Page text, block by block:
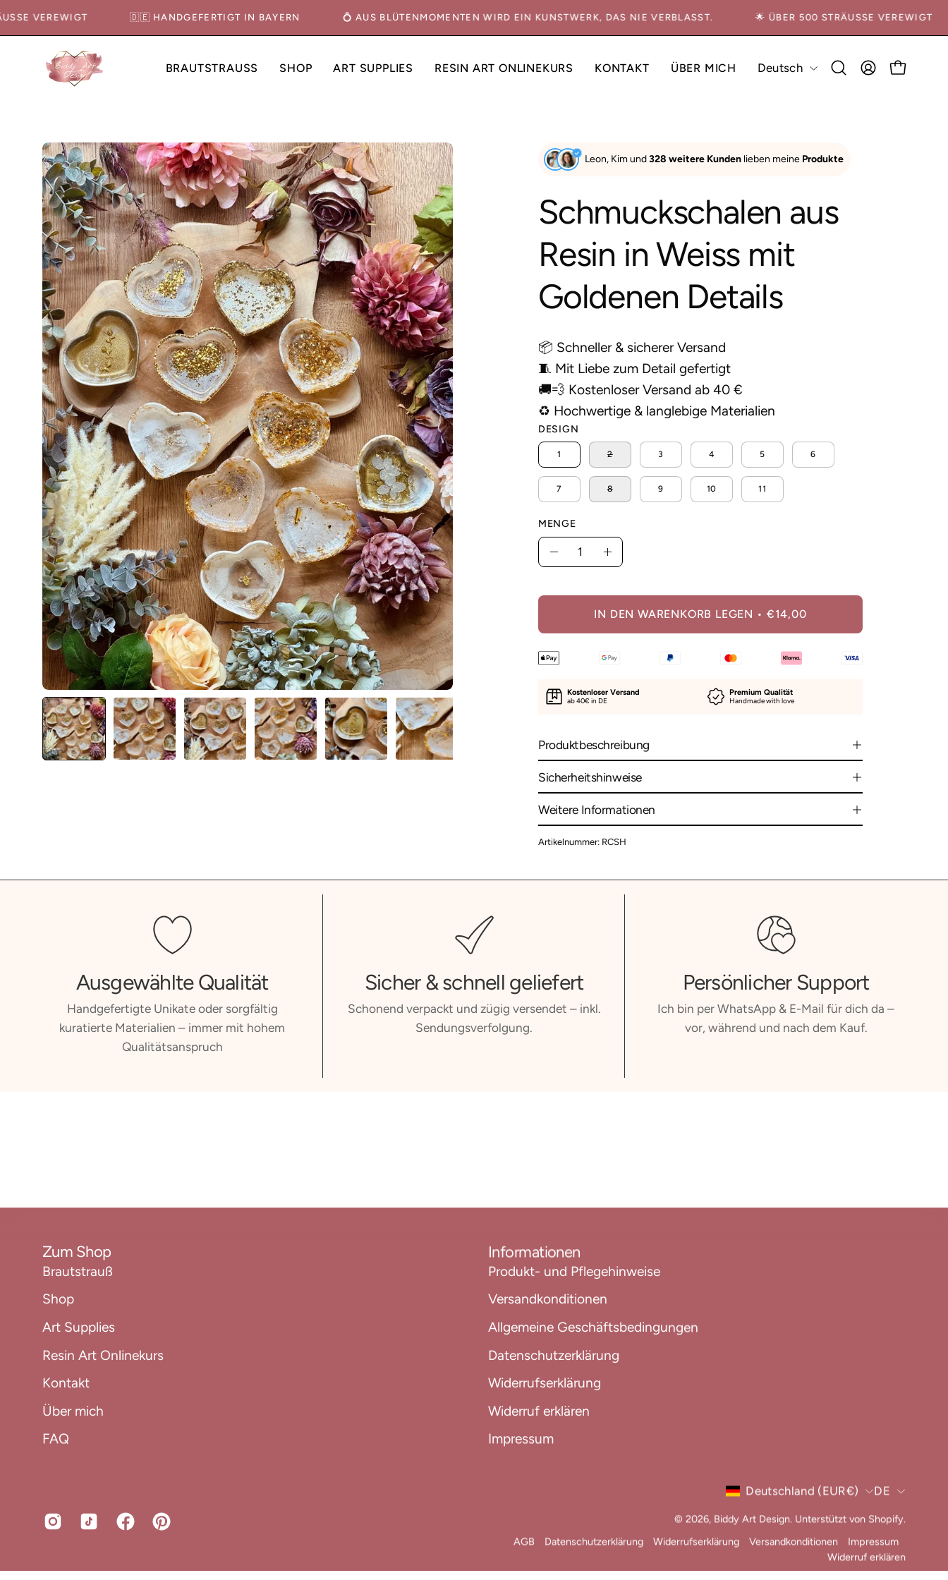
überspringen
VEREWIGT 🇩🇪 HANDGEFERTIGT IN BAYERN 💍 AUS BLÜTENMOMENTEN WIRD EIN KUNSTWERK, DAS NIE VERBLASST. 🌟 ÜBER 500 STRÄUSSE VEREWIGT
BRAUTSTRAUSS SHOP ART SUPPLIES RESIN ART ONLINEKURS KONTAKT ÜBER MICH FAQ
Sprache
Deutsch
Suchleiste
MEIN
Bild-
Lightbox
öffnen
Bild-
Lightbox
öffnen
Leon, Kim und328 weitere Kunden lieben meine Produkte
Schmuckschalen aus
Resin in Weiss mit
Goldenen Details
📦 Schneller & sicherer Versand
🧵 Mit Liebe zum Detail gefertigt
🚚💨 Kostenloser Versand ab 40 €
♻️ Hochwertige & langlebige Materialien
DESIGN
1 2 3 4 5 6
7 8 9 10 11
MENGE
Menge
Menge
Menge
IN DEN WARENKORB LEGEN €14,00
Kostenloser Versand
ab 40€ in DE
Premium Qualität
Handmade with love
Produktbeschreibung
Sicherheitshinweise
Weitere Informationen
Artikelnummer: RCSH
Ausgewählte Qualität
Handgefertigte Unikate oder sorgfältig
kuratierte Materialien – immer mit hohem
Qualitätsanspruch
Sicher & schnell geliefert
Schonend verpackt und zügig versendet – inkl.
Sendungsverfolgung.
Persönlicher Support
Ich bin per WhatsApp & E-Mail für dich da –
vor, während und nach dem Kauf.
Zum Shop
Brautstrauß
Shop
Art Supplies
Resin Art Onlinekurs
Kontakt
Über mich
FAQ
Informationen
Produkt- und Pflegehinweise
Versandkonditionen
Allgemeine Geschäftsbedingungen
Datenschutzerklärung
Widerrufserklärung
Widerruf erklären
Impressum
Land
Deutschland (EUR€) DE
© 2026, Biddy Art Design. Unterstützt von Shopify.
AGB
Datenschutzerklärung Widerrufserklärung Versandkonditionen
Impressum
Widerruf erklären